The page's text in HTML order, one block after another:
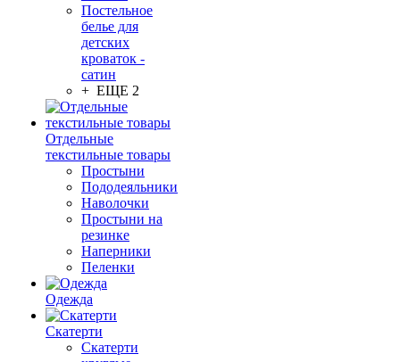
Постельное
белье для
детских
кроваток -
сатин
+ ЕЩЕ 2
Отдельные
текстильные товары
Простыни
Пододеяльники
Наволочки
Простыни на
резинке
Наперники
Пеленки
Одежда
Скатерти
Скатерти